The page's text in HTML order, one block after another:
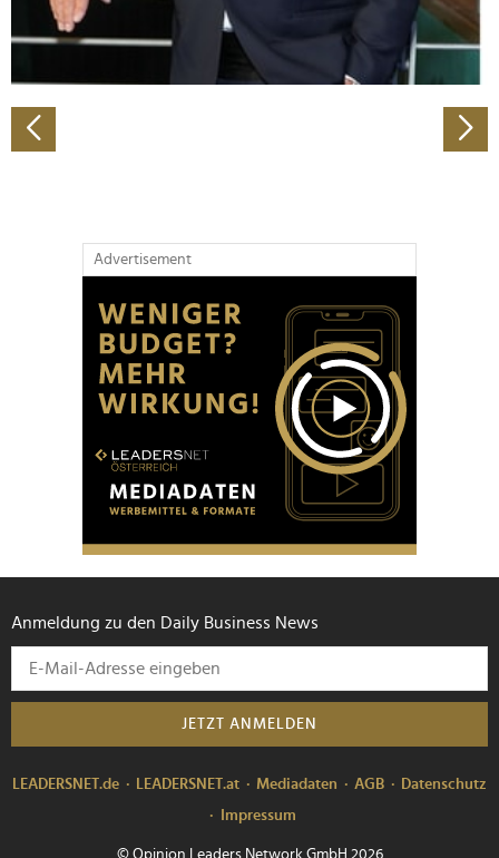
Verwendung unserer Website an unsere Partner für
soziale Medien, Werbung und Analysen weiter. Unsere
Partner führen diese Informationen möglicherweise mit
haben oder die sie im Rahmen Ihrer Nutzung der Dienste
gesammelt haben.
Advertisement
Anmeldung zu den Daily Business News
JETZT ANMELDEN
LEADERSNET.de LEADERSNET.at Mediadaten AGB
Datenschutz
Impressum